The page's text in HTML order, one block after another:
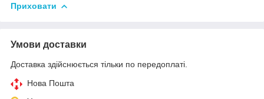
Приховати
Умови доставки
Доставка здійснюється тільки по передоплаті.
Нова Пошта